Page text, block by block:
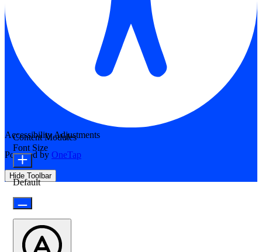
Accessibility Adjustments
Powered by OneTap
Hide Toolbar
Content Modules
Font Size
Default